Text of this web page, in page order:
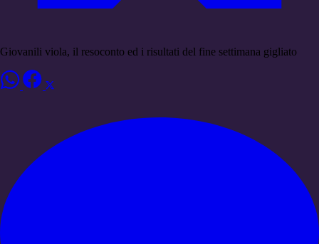
Giovanili viola, il resoconto ed i risultati del fine settimana gigliato